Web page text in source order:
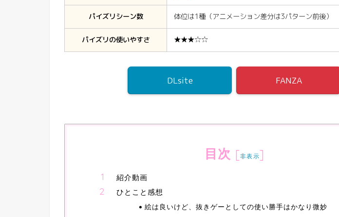
パイズリシーン数 体位は1種（アニメーション差分は3パターン前後）
パイズリの使いやすさ ★★★☆☆
DLsite FANZA
目次 [非表示]
紹介動画
ひとこと感想
絵は良いけど、抜きゲーとしての使い勝手はかなり微妙